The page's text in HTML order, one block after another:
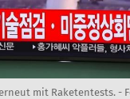
mit Raketentests. -